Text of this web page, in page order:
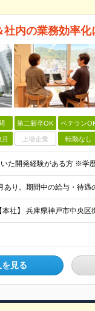
社内の業務効率化
第二新卒OK ベテラン
上場企業 転勤なし
見る